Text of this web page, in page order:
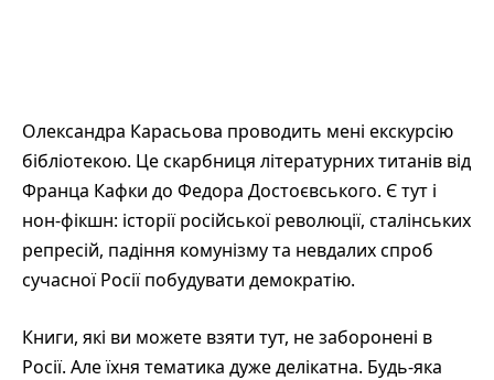
Олександра Карасьова проводить мені екскурсію
бібліотекою. Це скарбниця літературних титанів від
Франца Кафки до Федора Достоєвського. Є тут і
нон-фікшн: історії російської революції, сталінських
репресій, падіння комунізму та невдалих спроб
сучасної Росії побудувати демократію.
Книги, які ви можете взяти тут, не заборонені в
Росії. Але їхня тематика дуже делікатна. Будь-яка